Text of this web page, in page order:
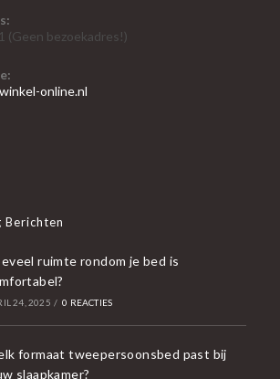
(Geen bezoekadres!)
online.nl
Berichten
ruimte rondom je bed is
24, 2025 / 0 REACTIES
formaat tweepersoonsbed past bij
slaapkamer?